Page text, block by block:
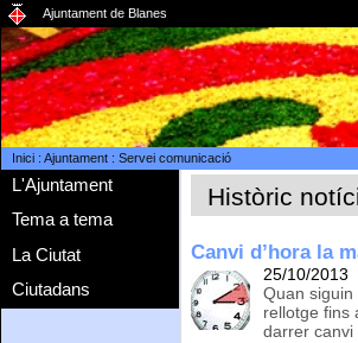
Ajuntament de Blanes
Inici: Ajuntament: Servei comunicació
L'Ajuntament
Tema a tema
La Ciutat
Ciutadans
Històric
Canvi d’hora la
25/10/2013
Quan
rellotge fins
darrer canvi